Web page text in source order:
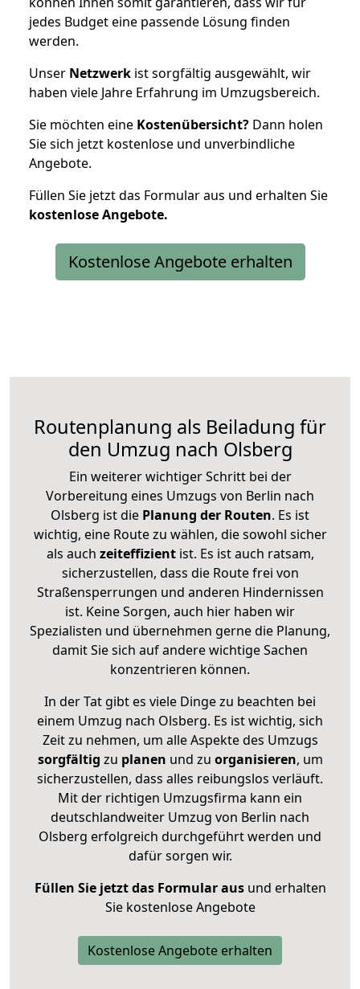
jedes Budget eine passende Lösung finden
werden.
Unser Netzwerk ist sorgfältig ausgewählt, wir
haben viele Jahre Erfahrung im Umzugsbereich.
Sie möchten eine Kostenübersicht? Dann holen
Sie sich jetzt kostenlose und unverbindliche
Angebote.
Füllen Sie jetzt das Formular aus und erhalten Sie
kostenloseAngebote.
Kostenlose Angebote erhalten
Routenplanung als Beiladung für
den Umzug nach Olsberg
Ein weiterer wichtiger Schritt bei der
Vorbereitung eines Umzugs von Berlin nach
Olsberg ist die Planung der Routen. Es ist
wichtig, eine Route zu wählen, die sowohl sicher
als auch zeiteffizientist. Es ist auch ratsam,
sicherzustellen, dass die Route frei von
Straßensperrungen und anderen Hindernissen
ist. Keine Sorgen, auch hier haben wir
Spezialisten und übernehmen gerne die Planung,
damit Sie sich auf andere wichtige Sachen
konzentrieren können.
In der Tat gibt es viele Dinge zu beachten bei
einem Umzug nach Olsberg. Es ist wichtig, sich
Zeit zu nehmen, um alle Aspekte des Umzugs
sorgfältig zu planen und zu organisieren, um
sicherzustellen, dass alles reibungslos verläuft.
Mit der richtigen Umzugsfirma kann ein
deutschlandweiter Umzug von Berlin nach
Olsberg erfolgreich durchgeführt werden und
dafür sorgen wir.
Füllen Sie jetzt das Formular ausund erhalten
Sie kostenlose Angebote
Kostenlose Angebote erhalten